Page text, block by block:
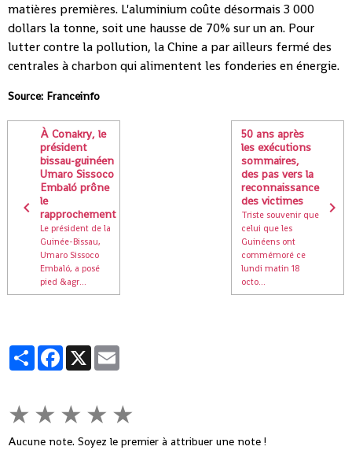
matières premières. L'aluminium coûte désormais 3 000
dollars la tonne, soit une hausse de 70% sur un an. Pour
lutter contre la pollution, la Chine a par ailleurs fermé des
centrales à charbon qui alimentent les fonderies en énergie.
Source: Franceinfo
À Conakry, le
président
bissau-guinéen
Umaro Sissoco
Embaló prône
le
rapprochement
Le président de la
Guinée-Bissau,
Umaro Sissoco
Embaló, a posé
pied &agr...
50 ans après
les exécutions
sommaires,
des pas vers la
reconnaissance
des victimes
Triste souvenir que
celui que les
Guinéens ont
commémoré ce
lundi matin 18
octo...
PartagerFacebook
X
★ ★ ★ ★ ★
Aucune note. Soyez le premier à attribuer une note !